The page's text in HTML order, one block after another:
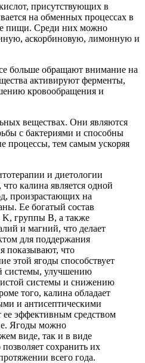
присутствующих в
на обменных процессах в
пищи. Среди них можно
аскорбиновую, лимонную и
больше обращают внимание на
активируют ферменты,
кровообращения и
веществах. Они являются
с бактериями и способны
процессы, тем самым ускоряя
и диетологии
калина является одной
произрастающих на
Ее богатый состав
группы B, а также
и магний, что делает
для поддержания
показывают, что
этой ягоды способствует
системы, улучшению
системы и снижению
того, калина обладает
и антисептическими
ее эффективным средством
Ягоды можно
виде, так и в виде
сохранить их
всего года.